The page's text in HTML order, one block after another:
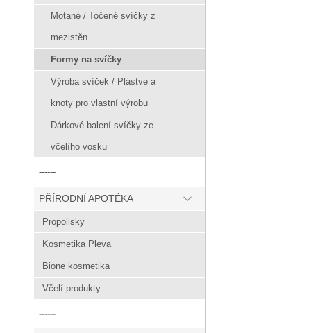
Motané / Točené svíčky z
mezistěn
Formy na svíčky
Výroba svíček / Plástve a
knoty pro vlastní výrobu
Dárkové balení svíčky ze
včelího vosku
------
PŘÍRODNÍ APOTÉKA
Propolisky
Kosmetika Pleva
Bione kosmetika
Včelí produkty
------